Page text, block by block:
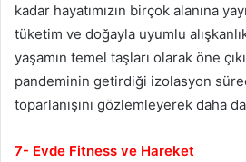
kadar hayatımızın birçok alanına
tüketim ve doğayla uyumlu
yaşamın temel taşları olarak öne
pandeminin getirdiği izolasyon
toparlanışını gözlemleyerek daha
7- Evde Fitness ve Hareket